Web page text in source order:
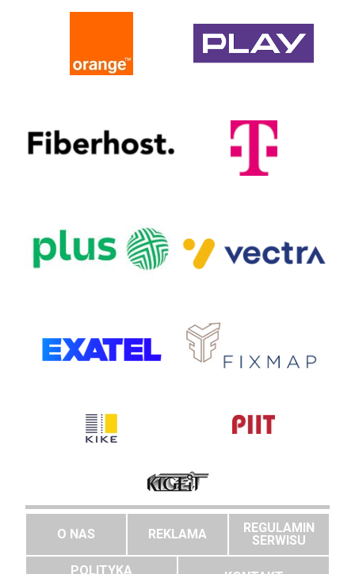
O NAS REKLAMA
REGULAMIN
SERWISU
POLITYKA